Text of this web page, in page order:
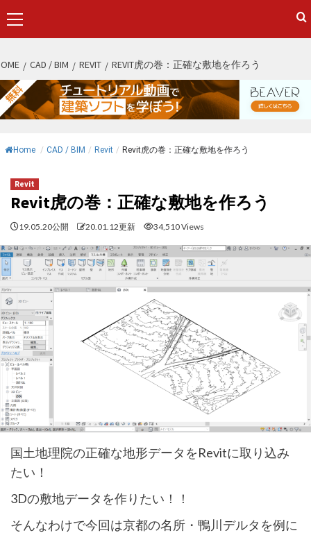
p
n
Menu
CAD / BIM REVIT REVIT虎の巻：正確な敷地を作ろう
Home / CAD / BIM / Revit / Revit虎の巻：正確な敷地を作ろう
Revit
Revit虎の巻：正確な敷地を作ろう
19.05.20公開 20.01.12更新 34,510 Views
国土地理院の正確な地形データをRevitに取り込み
たい！
3Dの敷地データを作りたい！！
そんなわけで今回は京都の名所・鴨川デルタを例に